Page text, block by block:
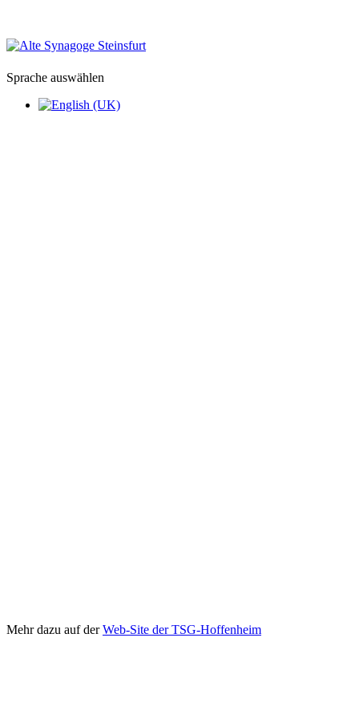
Sprache auswählen
Mehr dazu auf derWeb-Site der TSG-Hoffenheim